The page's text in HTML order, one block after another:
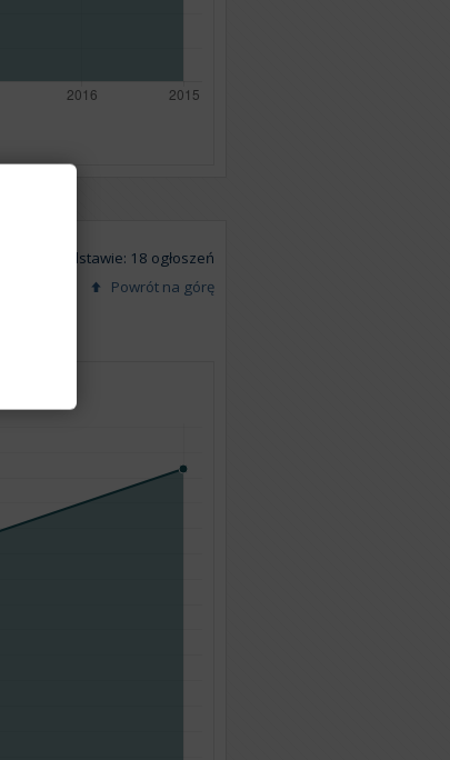
Na podstawie: 18 ogłoszeń
Powrót na górę